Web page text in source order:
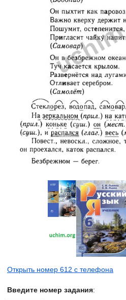
Открыть номер 612 с телефона
Введите номер задания: